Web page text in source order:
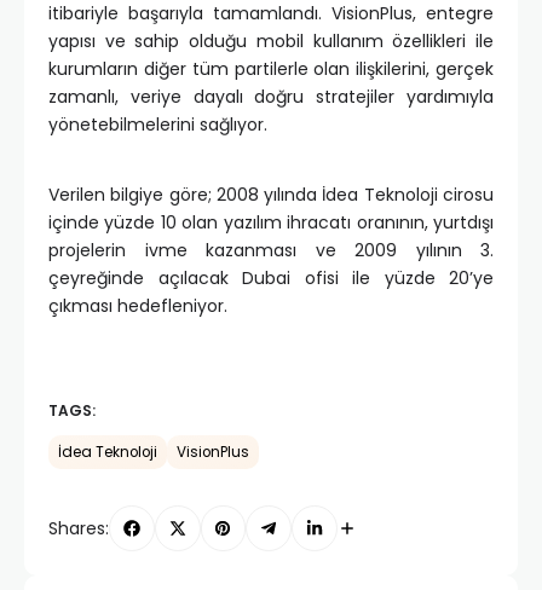
itibariyle başarıyla tamamlandı. VisionPlus, entegre
yapısı ve sahip olduğu mobil kullanım özellikleri ile
kurumların diğer tüm partilerle olan ilişkilerini, gerçek
zamanlı, veriye dayalı doğru stratejiler yardımıyla
yönetebilmelerini sağlıyor.
Verilen bilgiye göre; 2008 yılında İdea Teknoloji cirosu
içinde yüzde 10 olan yazılım ihracatı oranının, yurtdışı
projelerin ivme kazanması ve 2009 yılının 3.
çeyreğinde açılacak Dubai ofisi ile yüzde 20’ye
çıkması hedefleniyor.
TAGS:
İdea Teknoloji VisionPlus
Shares: